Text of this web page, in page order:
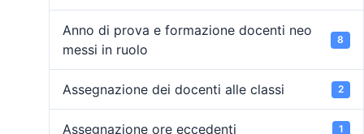
Anno di prova e formazione docenti neo
messi in ruolo
8
Assegnazione dei docenti alle classi 2
Assegnazione ore eccedenti 1